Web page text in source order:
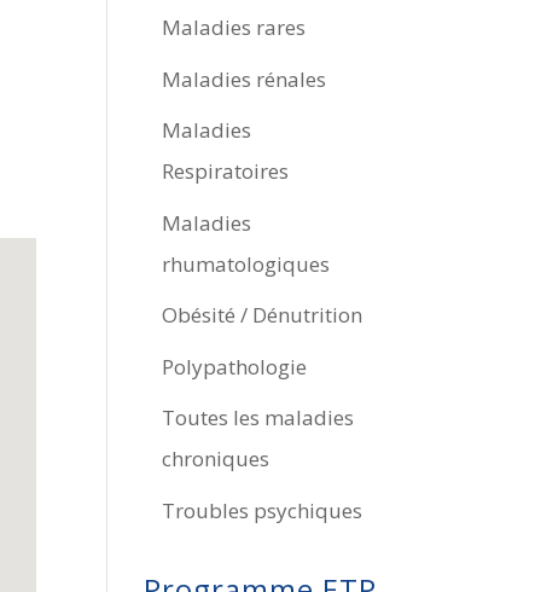
Maladies rares
Maladies rénales
Maladies
Respiratoires
Maladies
rhumatologiques
Obésité / Dénutrition
Polypathologie
Toutes les maladies
chroniques
Troubles psychiques